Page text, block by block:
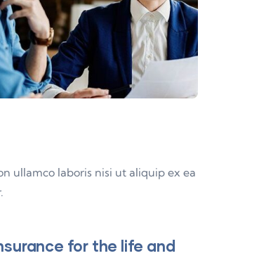
ullamco laboris nisi ut aliquip ex ea
for the life and